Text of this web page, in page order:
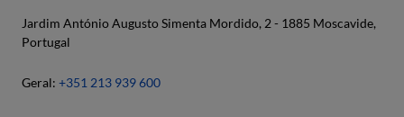
Jardim António Augusto Simenta Mordido, 2 - 1885 Moscavide,
Portugal
Geral: +351 213 939 600